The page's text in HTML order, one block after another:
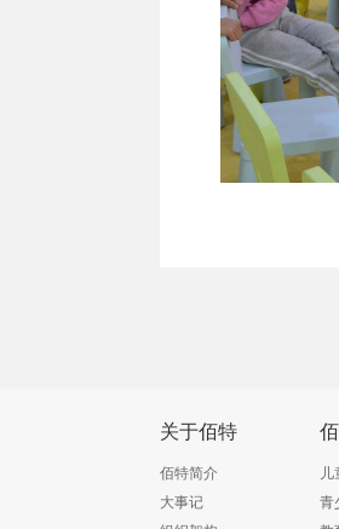
关于佰特
佰特简介
大事记
儿
青